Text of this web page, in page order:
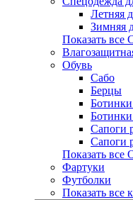
Летняя
Зимняя
Показать все
Обувь
Сабо
Берцы
Сапоги
Сапоги
Показать все
Фартуки
Футболки
Показать все